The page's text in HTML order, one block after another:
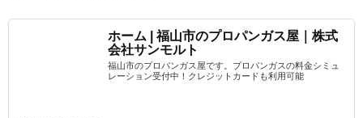
ホーム | 福山市のプロパンガス屋｜株式
会社サンモルト
福山市のプロパンガス屋です。プロパンガスの料金シミュ
レーション受付中！クレジットカードも利用可能